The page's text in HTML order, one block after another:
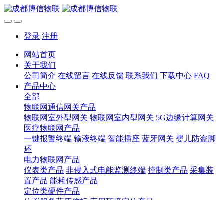
登录 注册
网站首页
关于我们
公司简介 在线留言 在线反馈 联系我们 下载中心 FAQ
产品中心
全部
物联网通信网关产品
物联网室外型网关 物联网室内型网关 5G边缘计算网关
医疗物联网产品
一键报警终端 输液终端 智能插座 蓝牙网关 婴儿防盗脚
环
电力物联网产品
仪表类产品 非侵入式电能监测终端 控制类产品 采集装
置产品 能耗传感产品
定位类硬件产品